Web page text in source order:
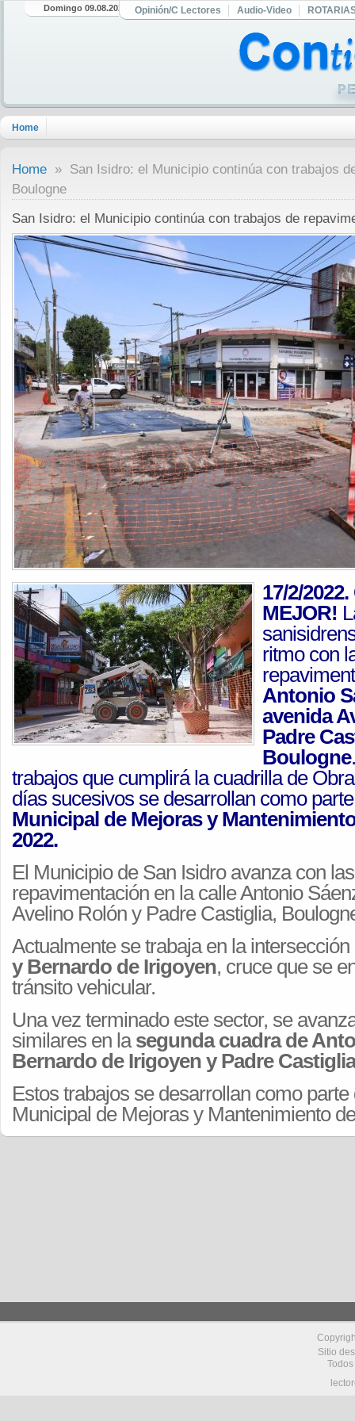
Domingo 09.08.2026 Opinión/C Lectores Audio-Video
Home
Home » San Isidro: el Municipio continúa con trabajos
Boulogne
San Isidro: el Municipio continúa con trabajos de
17/2/
MEJOR!
ritmo con
Antonio
avenida
Padre
Boulogne
trabajos que cumplirá la cuadrilla de
días sucesivos se desarrollan como
Municipal de Mejoras y
2022.
El Municipio de San Isidro avanza con
repavimentación en la calle Antonio
Avelino Rolón y Padre Castiglia,
Actualmente se trabaja en la intersección
y Bernardo de Irigoyen, cruce que se
tránsito vehicular.
Una vez terminado este sector, se
similares en lasegunda cuadra de
Bernardo de Irigoyen y Padre
Estos trabajos se desarrollan como
Municipal de Mejoras y Mantenimiento
Sitio